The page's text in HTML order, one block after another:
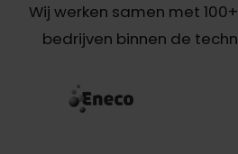
Wij werken samen met
bedrijven binnen de